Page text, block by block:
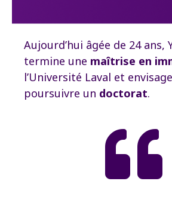
Aujourd’hui âgée de 24 ans,
termine une maîtrise en
l’Université Laval et
poursuivre un doctorat.
